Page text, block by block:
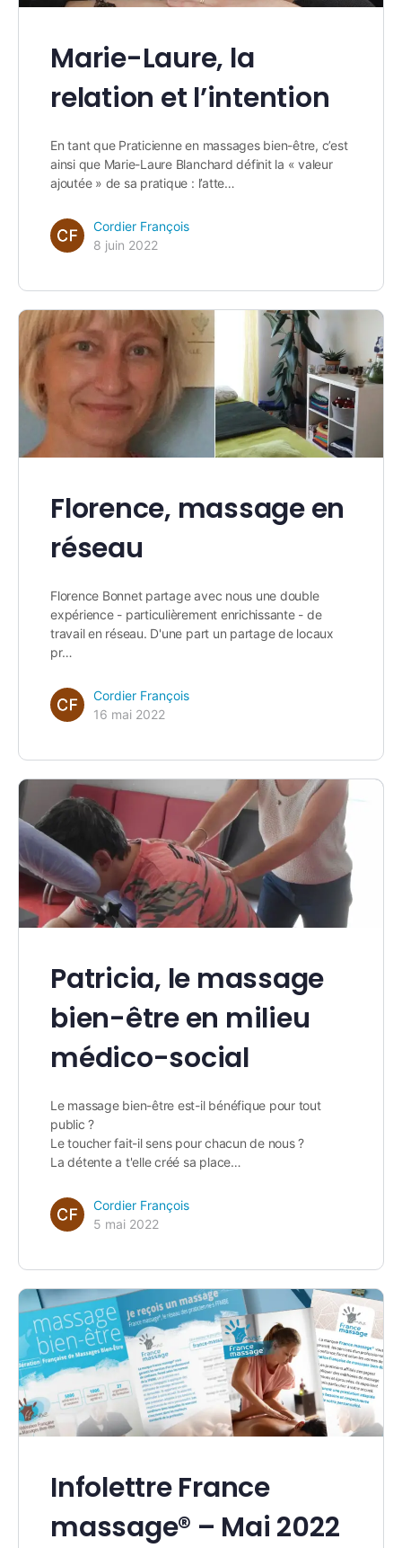
Marie-Laure, la
relation et l’intention
En tant que Praticienne en massages bien-être, c’est
ainsi que Marie-Laure Blanchard définit la « valeur
ajoutée » de sa pratique : l’atte…
Cordier François
8 juin 2022
Florence, massage en
réseau
Florence Bonnet partage avec nous une double
expérience - particulièrement enrichissante - de
travail en réseau. D'une part un partage de locaux
pr…
Cordier François
16 mai 2022
Patricia, le massage
bien-être en milieu
médico-social
Le massage bien-être est-il bénéfique pour tout
public ?
Le toucher fait-il sens pour chacun de nous ?
La détente a t'elle créé sa place…
Cordier François
5 mai 2022
Infolettre France
massage® – Mai 2022